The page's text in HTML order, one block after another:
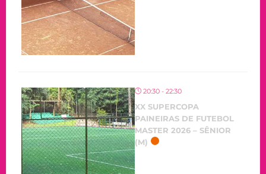
20:30 - 22:30
XX SUPERCOPA
PAINEIRAS DE FUTEBOL
MASTER 2026 – SÊNIOR
(M)